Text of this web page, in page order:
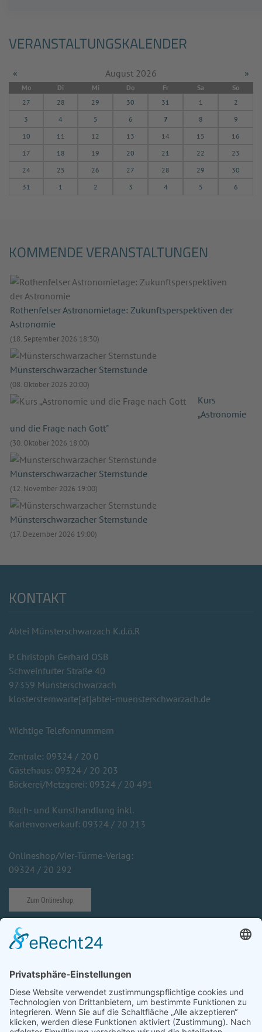
VERANSTALTUNGSKALENDER
« August 2026 »
Mo Di Mi Do Fr Sa
So
27
28 29 30 31 1
2
3
4 5 6 7 8
9
10
11 12 13 14 15
16
17
18 19 20 21 22
23
24
25 26 27 28 29
30
31
1 2 3 4 5 6
KOMMENDE VERANSTALTUNGEN
Rothenfelser Astronomietage: Zukunftsperspektiven der
Astronomie
(18. September 2026 18:30)
Münsterschwarzacher Sternstunde
(08. Oktober 2026 20:00)
Kurs
„Astronomie
und die Frage nach Gott"
(30. Oktober 2026 18:00)
Münsterschwarzacher Sternstunde
(12. November 2026 19:00)
Münsterschwarzacher Sternstunde
(17. Dezember 2026 19:00)
KONTAKT
Abtei Münsterschwarzach K.d.ö.R
P. Christoph Gerhard OSB
Schweinfurter Straße 40
97359 Münsterschwarzach
klostersternwarte[at]abtei-muensterschwarzach.de
Wichtige Telefonnummern
Zentrale: 09324 / 20 0
Gästehaus: 09324 / 20 203
Bäckerei/Metzgerei: 09324 / 20 491
Buch- und Kunsthandlung inkl.
Kartenvorverkauf: 09324 / 20 213
Onlineshop/Vier-Türme-Verlag:
09324 / 20 292
Zum Onlineshop
Impressum
Prävention von sexuellem Missbrauch
Cookie-Einstellungen